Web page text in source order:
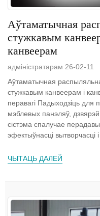
Аўтаматычная
стужкавым
канвеерам
адміністратарам 26-02-11
Аўтаматычная
стужкавым канвеерам і
перавагі Падыходзіць для
мэблевых панэляў, дзвярэй
сістэма спалучае
эфектыўнасці
ЧЫТАЦЬ ДАЛЕЙ